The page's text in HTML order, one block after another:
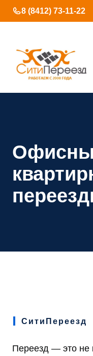
Перейти
к
8 (8412) 73-11-22
СитиПереезд
Переезд — это не